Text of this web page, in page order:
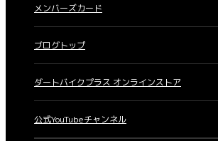
メンバーズカード
ブログトップ
ダートバイクプラス オンラインストア
公式YouTubeチャンネル